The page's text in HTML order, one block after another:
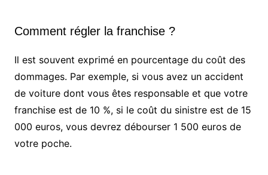
Comment régler la franchise ?
Il est souvent exprimé en pourcentage du coût des
dommages. Par exemple, si vous avez un accident
de voiture dont vous êtes responsable et que votre
franchise est de 10 %, si le coût du sinistre est de 15
000 euros, vous devrez débourser 1 500 euros de
votre poche.